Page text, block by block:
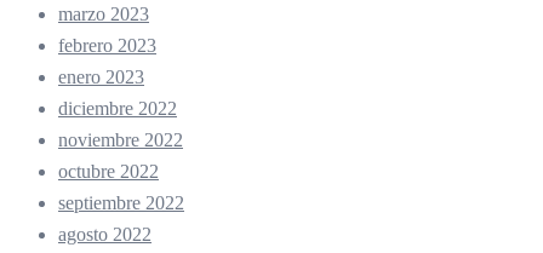
marzo 2023
febrero 2023
enero 2023
diciembre 2022
noviembre 2022
octubre 2022
septiembre 2022
agosto 2022